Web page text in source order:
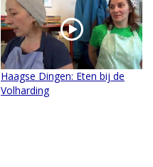
Haagse Dingen: Eten bij de
Volharding